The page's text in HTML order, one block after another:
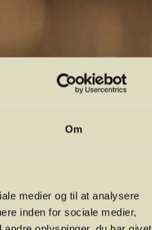
Om
medier og til at analysere
inden for sociale medier,